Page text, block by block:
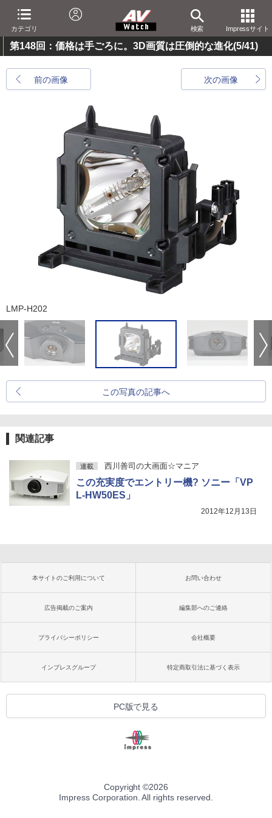
カテゴリ 検索 Impressサイト
第148回：価格は手ごろに。3D画質は圧倒的な進化(5/41)
前の画像 次の画像
LMP-H202
この写真の記事へ
関連記事
連載 西川善司の大画面☆マニア
この充実度でエントリー機? ソニー「VP
L-HW50ES」
2012年12月13日
本サイトのご利用について お問い合わせ
広告掲載のご案内 編集部へのご連絡
プライバシーポリシー 会社概要
インプレスグループ 特定商取引法に基づく表示
PC版で見る
Copyright ©2026
Impress Corporation. All rights reserved.